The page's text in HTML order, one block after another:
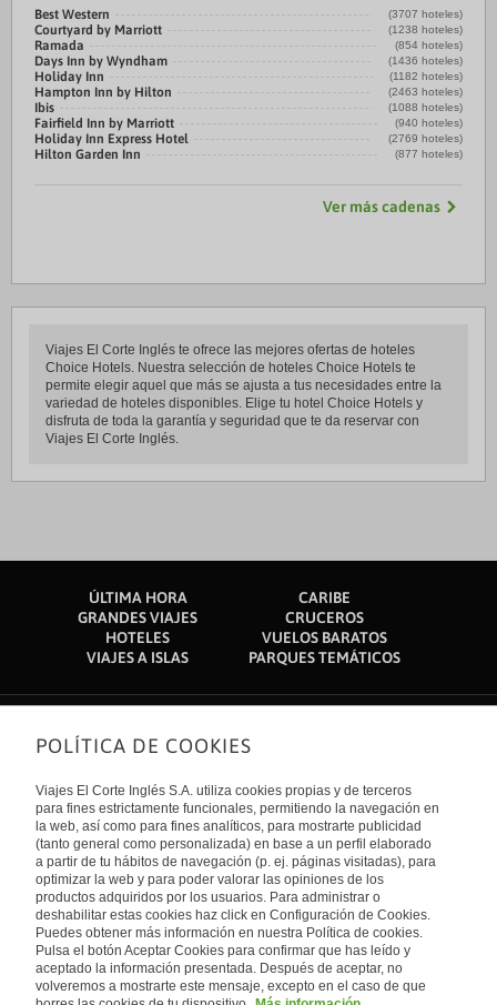
Best Western (3707 hoteles)
Courtyard by Marriott (1238 hoteles)
Ramada (854 hoteles)
Days Inn by Wyndham (1436 hoteles)
Holiday Inn (1182 hoteles)
Hampton Inn by Hilton (2463 hoteles)
Ibis (1088 hoteles)
Fairfield Inn by Marriott (940 hoteles)
Holiday Inn Express Hotel (2769 hoteles)
Hilton Garden Inn (877 hoteles)
Ver más cadenas
Viajes El Corte Inglés te ofrece las mejores ofertas de hoteles
Choice Hotels. Nuestra selección de hoteles Choice Hotels te
permite elegir aquel que más se ajusta a tus necesidades entre la
variedad de hoteles disponibles. Elige tu hotel Choice Hotels y
disfruta de toda la garantía y seguridad que te da reservar con
Viajes El Corte Inglés.
ÚLTIMA HORA
CARIBE
GRANDES VIAJES
CRUCEROS
HOTELES
VUELOS BARATOS
VIAJES A ISLAS
PARQUES TEMÁTICOS
Sobre nosotros
Quiénes somos
Financiación
Sostenibilidad
Turismo accesible
Tarjeta El Corte Inglés
Trabaja con nosotros
El Corte Inglés
Canal Ético
Enlaces de interés
Guías de viaje
Catálogos
Auto check-in
Condiciones Generales
Política de privacidad
Política de cookies
Accesibilidad
Empresas/ Grupos
Internacional
España
Visita nuestro blog
POLÍTICA DE COOKIES
Viajes El Corte Inglés S.A. utiliza cookies propias y de terceros
para fines estrictamente funcionales, permitiendo la navegación en
la web, así como para fines analíticos, para mostrarte publicidad
(tanto general como personalizada) en base a un perfil elaborado
a partir de tu hábitos de navegación (p. ej. páginas visitadas), para
optimizar la web y para poder valorar las opiniones de los
productos adquiridos por los usuarios. Para administrar o
deshabilitar estas cookies haz click en Configuración de Cookies.
Puedes obtener más información en nuestra Política de cookies.
Pulsa el botón Aceptar Cookies para confirmar que has leído y
aceptado la información presentada. Después de aceptar, no
volveremos a mostrarte este mensaje, excepto en el caso de que